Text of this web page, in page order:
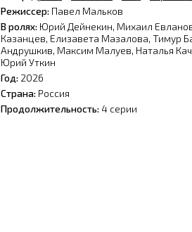
Режиссер: Павел Мальков
В ролях: Юрий Дейнекин, Михаил
Казанцев, Елизавета Мазалова, Тимур
Андрушкив, Максим Малуев, Наталья
Юрий Уткин
Год: 2026
Страна: Россия
Продолжительность: 4 серии